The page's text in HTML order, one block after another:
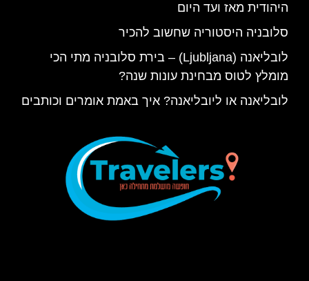
היהודית מאז ועד היום
סלובניה היסטוריה שחשוב להכיר
לובליאנה (Ljubljana) – בירת סלובניה מתי הכי
מומלץ לטוס מבחינת עונות שנה?
לובליאנה או ליובליאנה? איך באמת אומרים וכותבים